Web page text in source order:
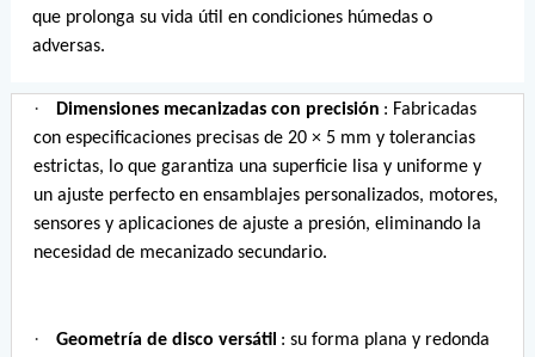
que prolonga su vida útil en condiciones húmedas o
adversas.
· Dimensiones mecanizadas con precisión : Fabricadas
con especificaciones precisas de 20 × 5 mm y tolerancias
estrictas, lo que garantiza una superficie lisa y uniforme y
un ajuste perfecto en ensamblajes personalizados, motores,
sensores y aplicaciones de ajuste a presión, eliminando la
necesidad de mecanizado secundario.
· Geometría de disco versátil : su forma plana y redonda